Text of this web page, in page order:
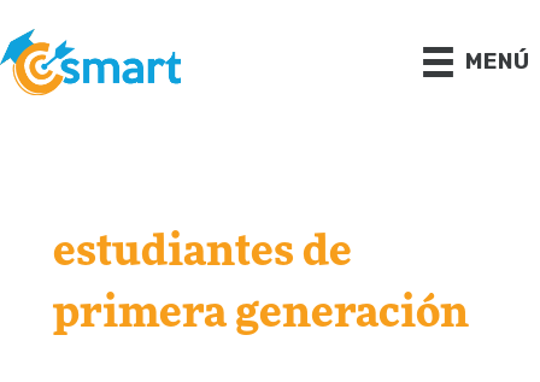
contenido
MENÚ
estudiantes de
primera generación